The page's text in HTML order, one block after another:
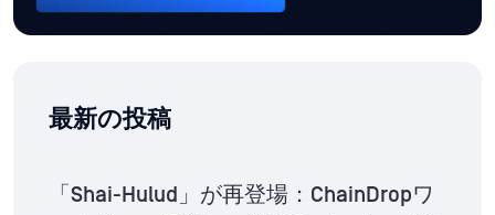
最新の投稿
「Shai-Hulud」が再登場：ChainDropワ